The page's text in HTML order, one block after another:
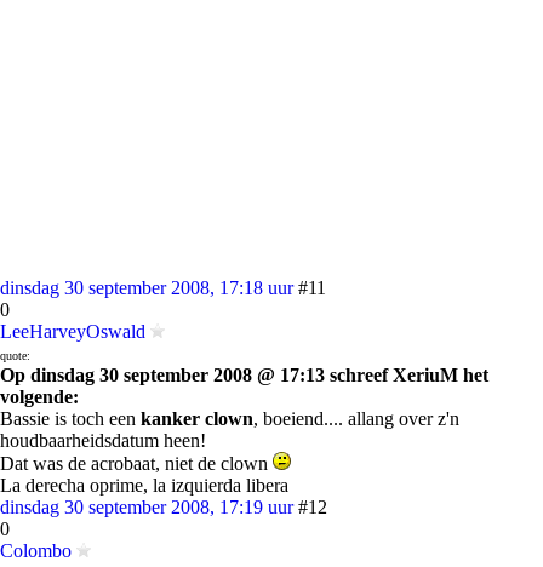
dinsdag 30 september 2008, 17:18 uur #11
0
LeeHarveyOswald
quote:
Op dinsdag 30 september 2008 @ 17:13 schreef XeriuM het
volgende:
Bassie is toch een kanker clown, boeiend.... allang over z'n
houdbaarheidsdatum heen!
Dat was de acrobaat, niet de clown
La derecha oprime, la izquierda libera
dinsdag 30 september 2008, 17:19 uur #12
0
Colombo